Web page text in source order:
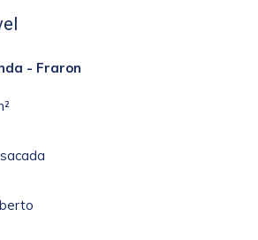
- Fraron